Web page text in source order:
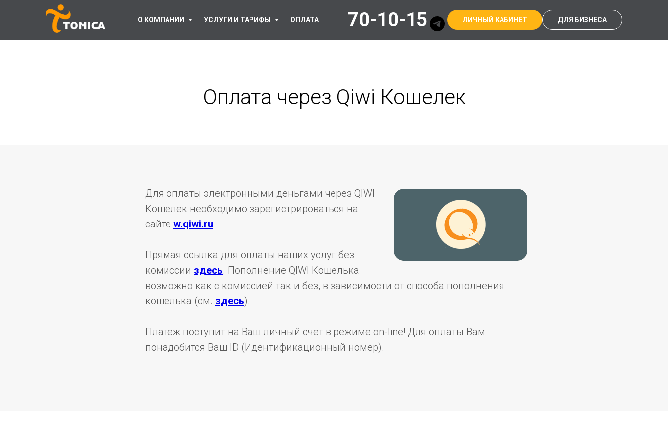
О КОМПАНИИ УСЛУГИ И ТАРИФЫ ОПЛАТА 70-10-15 ЛИЧНЫЙ КАБИНЕТ ДЛЯ БИЗНЕСА
Оплата через Qiwi Кошелек
Для оплаты электронными деньгами через QIWI
Кошелек необходимо зарегистрироваться на
сайте w.qiwi.ru
Прямая ссылка для оплаты наших услуг без
комиссии здесь. Пополнение QIWI Кошелька
возможно как с комиссией так и без, в зависимости от способа пополнения
кошелька (см. здесь).
Платеж поступит на Ваш личный счет в режиме on-line! Для оплаты Вам
понадобится Ваш ID (Идентификационный номер).